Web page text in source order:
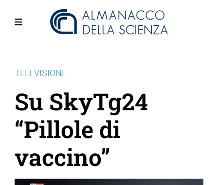
TELEVISIONE
Su SkyTg24
“Pillole di
vaccino”